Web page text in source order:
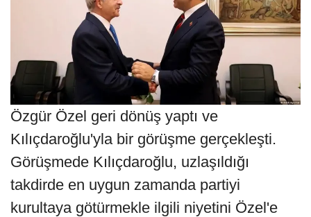
Özgür Özel geri dönüş yaptı ve
Kılıçdaroğlu'yla bir görüşme gerçekleşti.
Görüşmede Kılıçdaroğlu, uzlaşıldığı
takdirde en uygun zamanda partiyi
kurultaya götürmekle ilgili niyetini Özel'e